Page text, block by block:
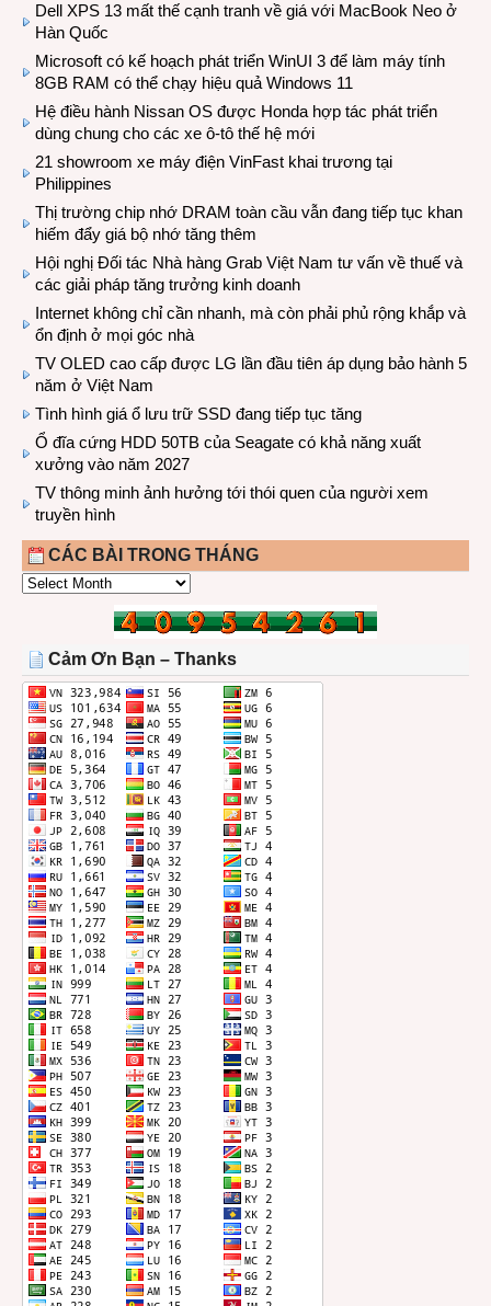
Dell XPS 13 mất thế cạnh tranh về giá với MacBook Neo ở
Hàn Quốc
Microsoft có kế hoạch phát triển WinUI 3 để làm máy tính
8GB RAM có thể chạy hiệu quả Windows 11
Hệ điều hành Nissan OS được Honda hợp tác phát triển
dùng chung cho các xe ô-tô thế hệ mới
21 showroom xe máy điện VinFast khai trương tại
Philippines
Thị trường chip nhớ DRAM toàn cầu vẫn đang tiếp tục khan
hiếm đẩy giá bộ nhớ tăng thêm
Hội nghị Đối tác Nhà hàng Grab Việt Nam tư vấn về thuế và
các giải pháp tăng trưởng kinh doanh
Internet không chỉ cần nhanh, mà còn phải phủ rộng khắp và
ổn định ở mọi góc nhà
TV OLED cao cấp được LG lần đầu tiên áp dụng bảo hành 5
năm ở Việt Nam
Tình hình giá ổ lưu trữ SSD đang tiếp tục tăng
Ổ đĩa cứng HDD 50TB của Seagate có khả năng xuất
xưởng vào năm 2027
TV thông minh ảnh hưởng tới thói quen của người xem
truyền hình
CÁC BÀI TRONG THÁNG
CÁC
THÁNG
Cảm Ơn Bạn – Thanks